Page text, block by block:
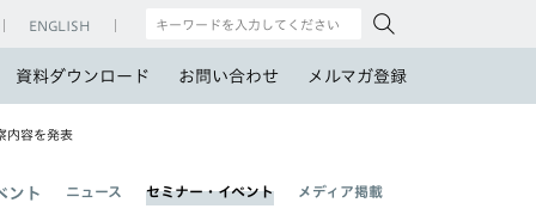
資料ダウンロード お問い合わせ メルマガ登録
ENGLISH
内容を発表
ント ニュース セミナー・イベント メディア掲載